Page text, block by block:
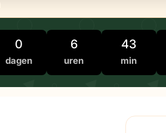
0
dagen
6
uren
43
min